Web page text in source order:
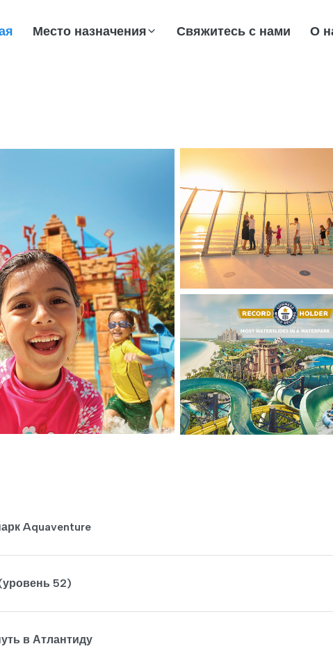
Место назначения Свяжитесь с нами О
Aquaventure
52)
в Атлантиду